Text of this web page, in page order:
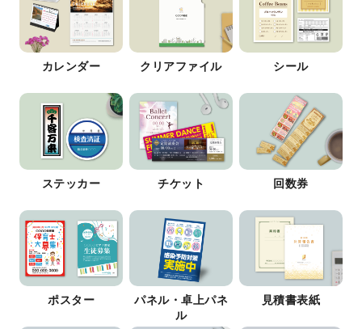
カレンダー クリアファイル シール
ステッカー チケット 回数券
ポスター
パネル・卓上パネ
ル
見積書表紙